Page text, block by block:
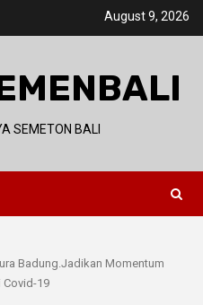
August 9, 2026
SEMETON BALI
Badung.Jadikan Momentum
Covid-19